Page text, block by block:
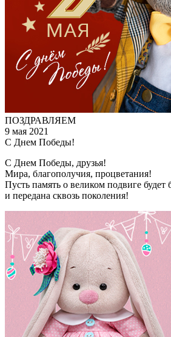
ПОЗДРАВЛЯЕМ
9 мая 2021
С Днем Победы!
С Днем Победы, друзья!
Мира, благополучия, процветания!
Пусть память о великом подвиге будет
и передана сквозь поколения!